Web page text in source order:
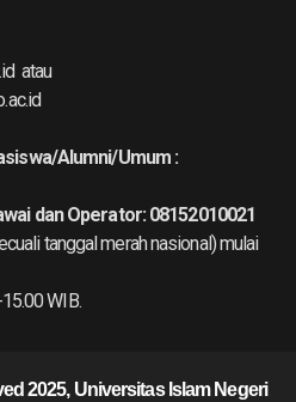
atau
Alumni/Umum :
dan Operator: 08152010021
tanggal merah nasional) mulai
WIB.
2025, Universitas Islam Negeri